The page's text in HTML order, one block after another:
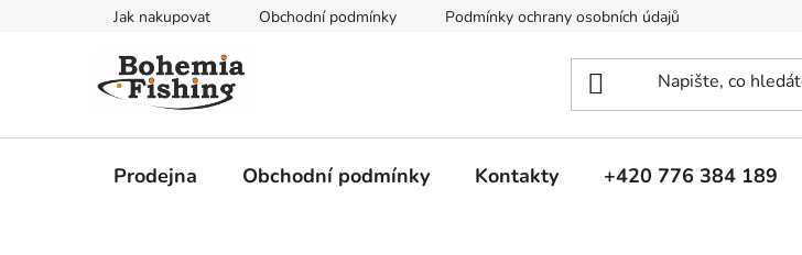
Jak nakupovat Obchodní podmínky Podmínky ochrany osobních údajů
Prodejna Obchodní podmínky Kontakty +420 776 384 189